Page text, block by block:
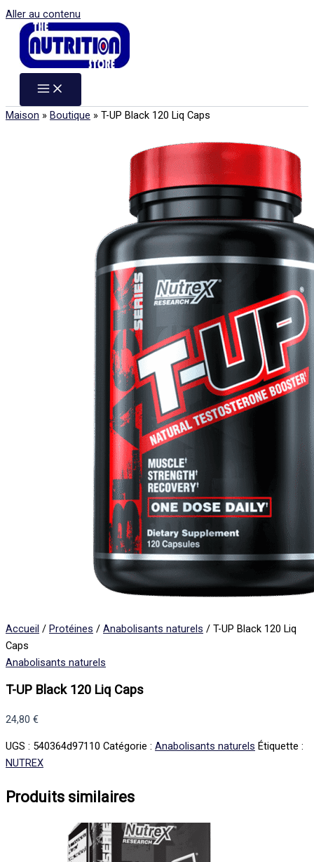
Aller au contenu
Maison » Boutique » T-UP Black 120 Liq Caps
Accueil / Protéines / Anabolisants naturels / T-UP Black 120 Liq
Caps
Anabolisants naturels
T-UP Black 120 Liq Caps
24,80 €
UGS : 540364d97110 Catégorie : Anabolisants naturels Étiquette :
NUTREX
Produits similaires